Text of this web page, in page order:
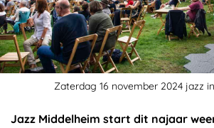
Zaterdag 16 november 2024 jazz
Jazz Middelheim start dit najaar